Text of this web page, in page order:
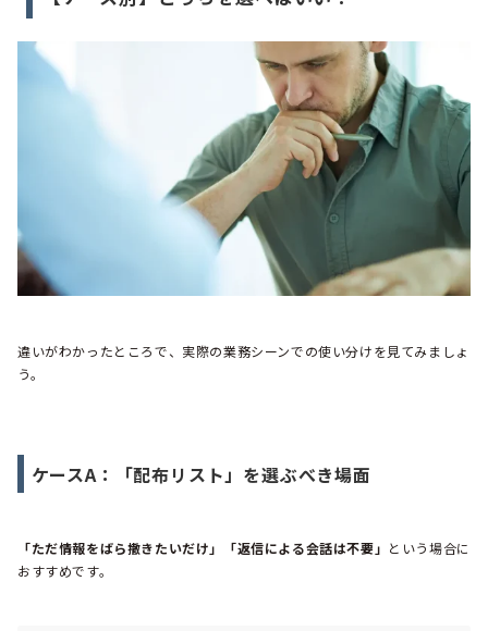
違いがわかったところで、実際の業務シーンでの使い分けを見てみましょ
う。
ケースA：「配布リスト」を選ぶべき場面
「ただ情報をばら撒きたいだけ」「返信による会話は不要」 という場合に
おすすめです。